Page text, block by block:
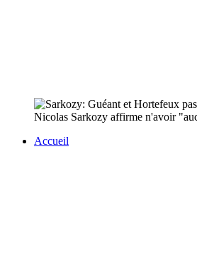
Nicolas Sarkozy affirme n'avoir
Accueil